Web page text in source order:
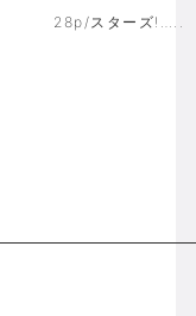
28p/スターズ!…..